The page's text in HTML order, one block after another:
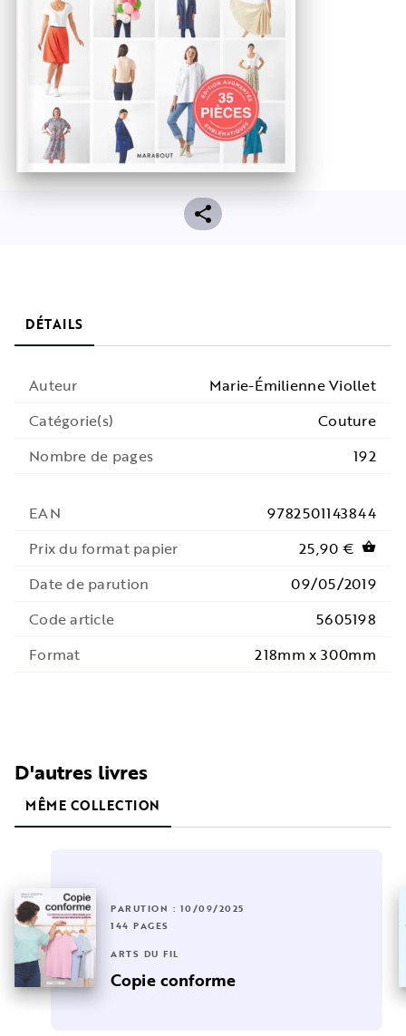
DÉTAILS
Auteur
Marie-Émilienne Viollet
Catégorie(s)
Couture
Nombre de pages
192
EAN
9782501143844
Prix du format papier
25,90 € shopping_basket
Date de parution
09/05/2019
Code article
5605198
Format
218mm x 300mm
D'autres livres
MÊME COLLECTION
PARUTION : 10/09/2025
144 PAGES
ARTS DU FIL
Copie conforme